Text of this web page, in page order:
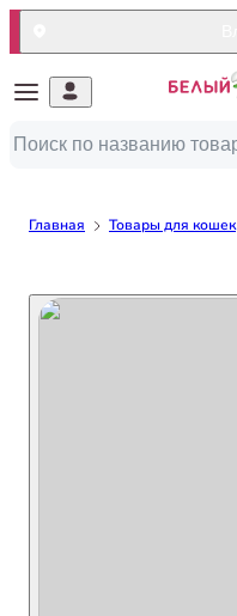
Главная Товары для кошек